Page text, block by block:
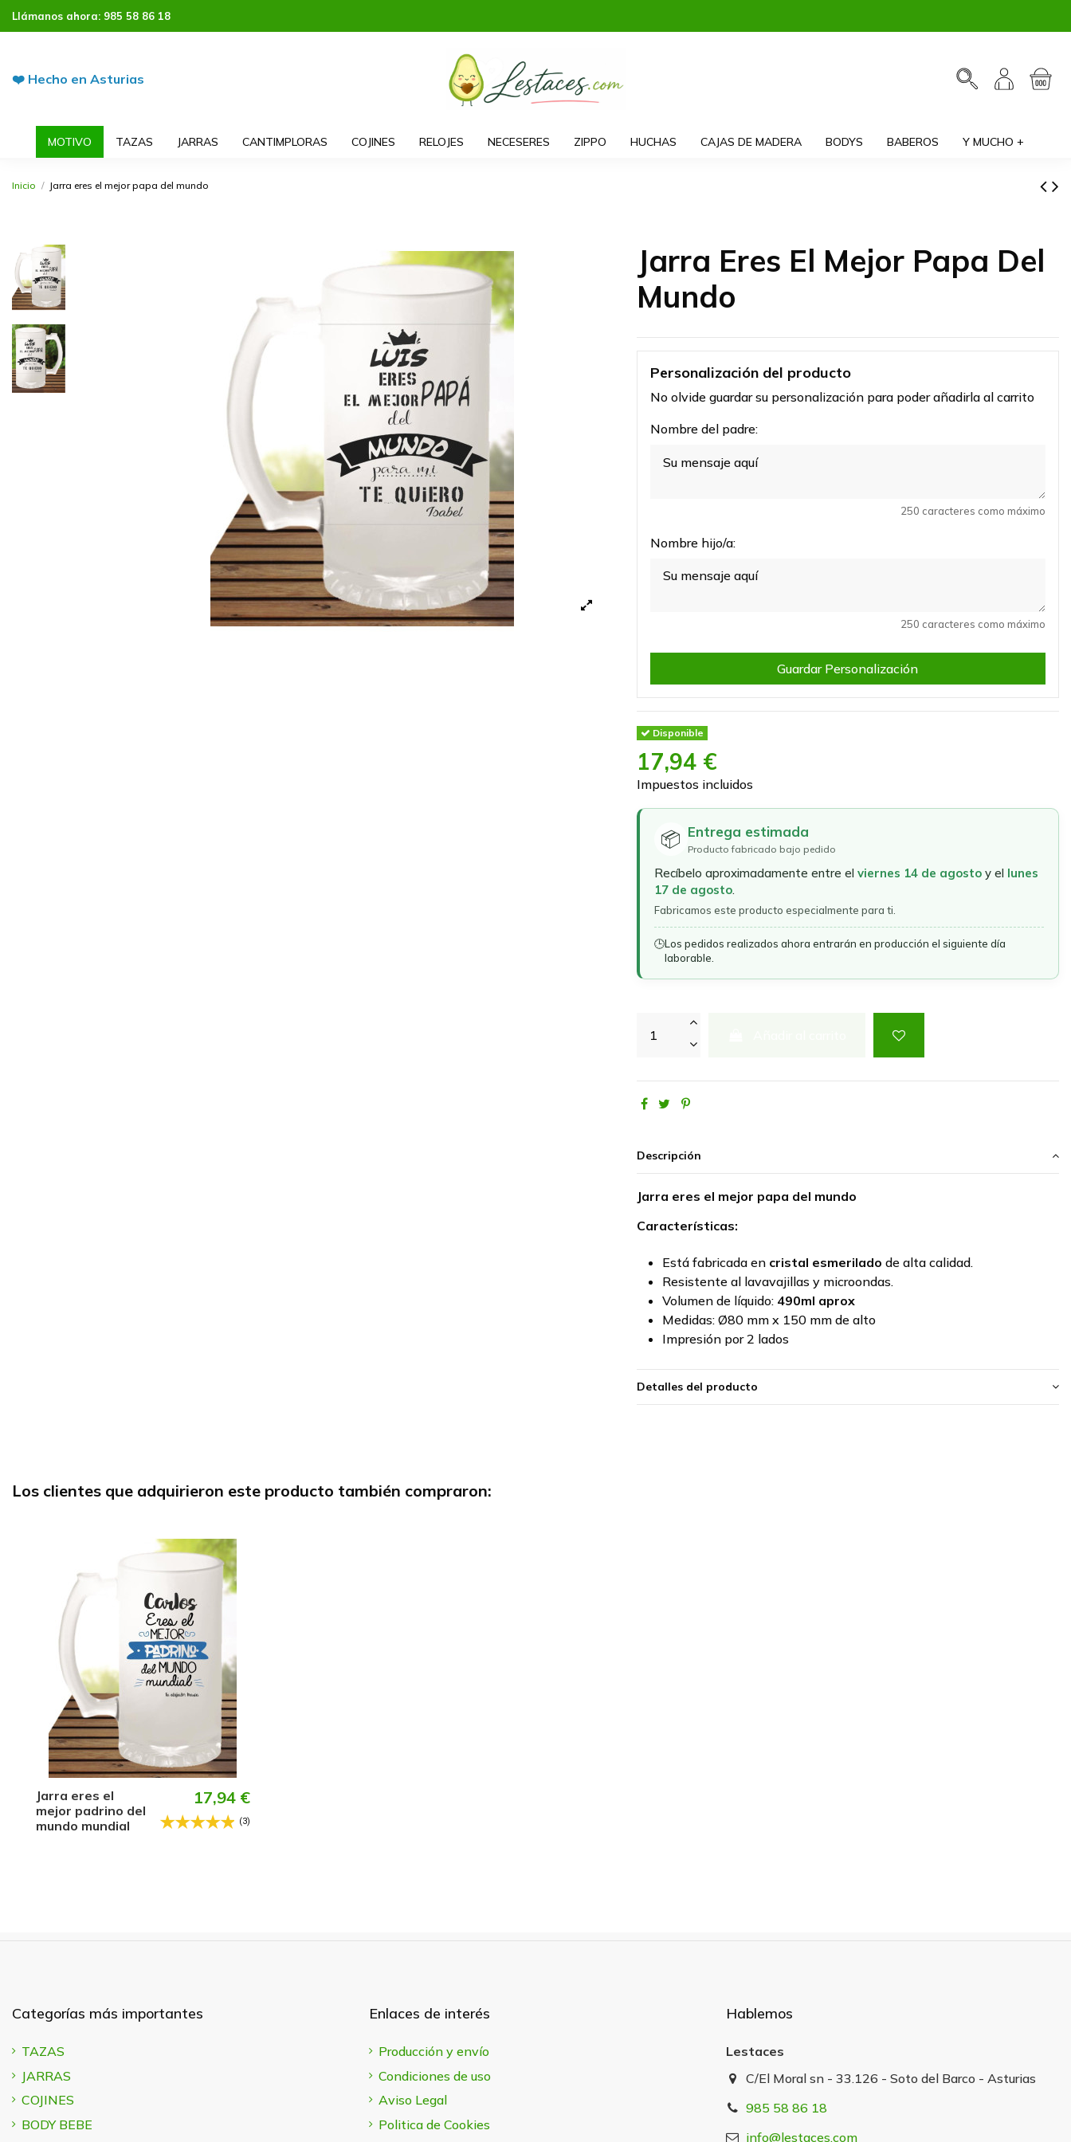
Llámanos ahora: 985 58 86 18
❤️ Hecho en Asturias
MOTIVO TAZAS JARRAS CANTIMPLORAS COJINES RELOJES NECESERES ZIPPO HUCHAS CAJAS DE MADERA BODYS BABEROS Y MUCHO +
Inicio Jarra eres el mejor papa del mundo
Jarra Eres El Mejor Papa Del
Mundo
Personalización del producto
No olvide guardar su personalización para poder añadirla al carrito
Nombre del padre:
250 caracteres como máximo
Nombre hijo/a:
250 caracteres como máximo
Guardar Personalización
Disponible
17,94 €
Impuestos incluidos
📦 Entrega estimada
Producto fabricado bajo pedido
Recíbelo aproximadamente entre el viernes 14 de agostoy el lunes
17 de agosto.
Fabricamos este producto especialmente para ti.
🕒Los pedidos realizados ahora entrarán en producción el siguiente día
laborable.
Descripción
Jarra eres el mejor papa del mundo
Características:
Está fabricada en cristal esmerilado de alta calidad.
Resistente al lavavajillas y microondas.
Volumen de líquido: 490ml aprox
Medidas: Ø80 mm x 150 mm de alto
Impresión por 2 lados
Detalles del producto
Los clientes que adquirieron este producto también compraron:
Jarra eres el
mejor padrino del
mundo mundial
17,94 €
(3)
Categorías más importantes
TAZAS
JARRAS
COJINES
BODY BEBE
Enlaces de interés
Producción y envío
Condiciones de uso
Aviso Legal
Politica de Cookies
Hablemos
Lestaces
C/El Moral sn - 33.126 - Soto del Barco - Asturias
985 58 86 18
info@lestaces.com